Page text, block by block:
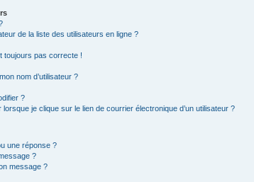
de la liste des utilisateurs en ligne ?
toujours pas correcte !
nom d’utilisateur ?
?
je clique sur le lien de courrier électronique d’un utilisateur ?
une réponse ?
?
message ?